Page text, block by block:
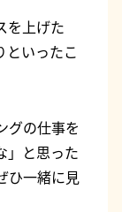
を上げた
といったこ
グの仕事を
」と思った
ひ一緒に見